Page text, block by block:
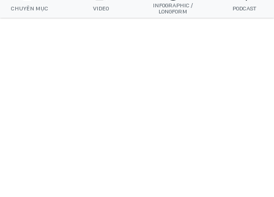
CHUYÊN MỤC VIDEO
INFOGRAPHIC /
LONGFORM
PODCAST